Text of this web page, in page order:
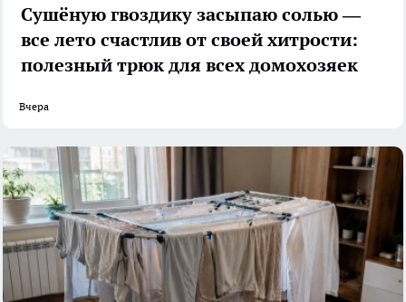
Сушёную гвоздику засыпаю солью —
все лето счастлив от своей хитрости:
полезный трюк для всех домохозяек
Вчера